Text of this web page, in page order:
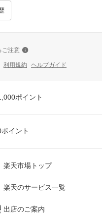
ご注意
利用規約 ヘルプガイド
ポイント
イント
楽天市場トップ
楽天のサービス一覧
出店のご案内